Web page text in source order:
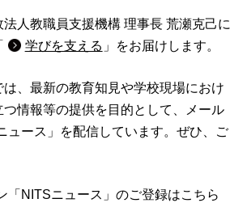
人教職員支援機構 理事長 荒瀬克己に
学びを支える 」をお届けします。
、最新の教育知見や学校現場におけ
つ情報等の提供を目的として、メール
ュース」を配信しています。ぜひ、ご
「NITSニュース」のご登録はこちら